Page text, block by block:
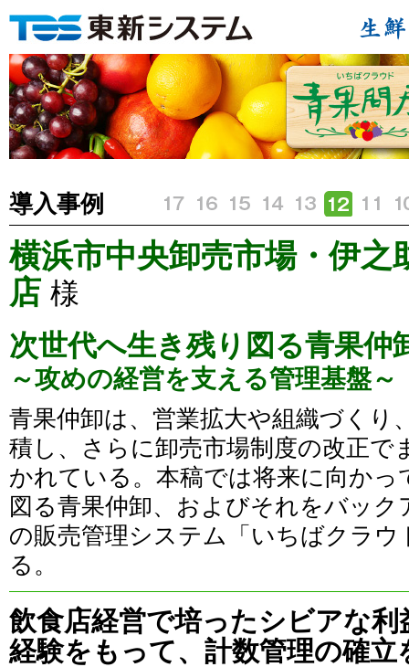
導入事例
横浜市中央卸売市場・伊之
店 様
次世代へ生き残り図る青果仲
～攻めの経営を支える管理基盤～
青果仲卸は、営業拡大や組織づくり
積し、さらに卸売市場制度の改正で
かれている。本稿では将来に向かっ
図る青果仲卸、およびそれをバッ
の販売管理システム「いちばクラウ
る。
飲食店経営で培ったシビアな利
経験をもって、計数管理の確立